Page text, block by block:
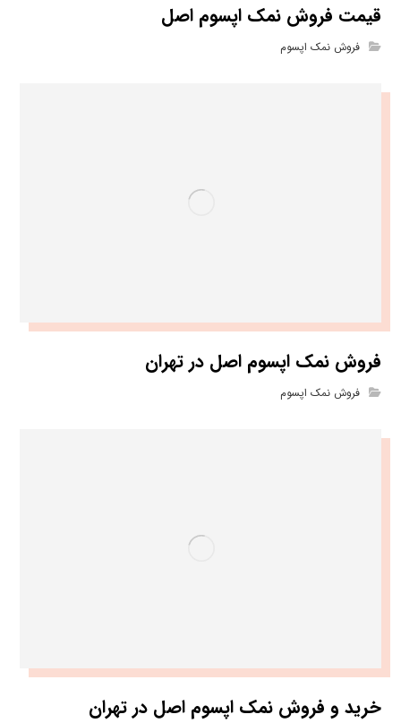
قیمت فروش نمک اپسوم اصل
فروش نمک اپسوم
فروش نمک اپسوم اصل در تهران
فروش نمک اپسوم
خرید و فروش نمک اپسوم اصل در تهران